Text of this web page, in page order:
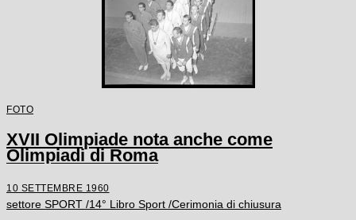
FOTO
XVII Olimpiade nota anche come
Olimpiadi di Roma
10 SETTEMBRE 1960
settore SPORT /14° Libro Sport /Cerimonia di chiusura